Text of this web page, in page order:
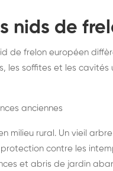
nids de
de frelon européen
les soffites et les
anciennes
milieu rural. Un vieil
contre les
et abris de jardin